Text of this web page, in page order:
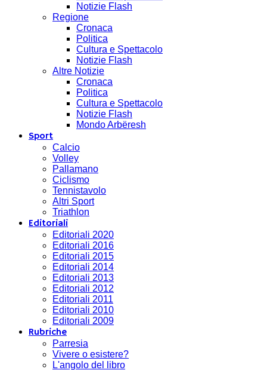
Notizie Flash
Regione
Cronaca
Politica
Cultura e Spettacolo
Notizie Flash
Altre Notizie
Cronaca
Politica
Cultura e Spettacolo
Notizie Flash
Mondo Arbëresh
Sport
Calcio
Volley
Pallamano
Ciclismo
Tennistavolo
Altri Sport
Triathlon
Editoriali
Editoriali 2020
Editoriali 2016
Editoriali 2015
Editoriali 2014
Editoriali 2013
Editoriali 2012
Editoriali 2011
Editoriali 2010
Editoriali 2009
Rubriche
Parresia
Vivere o esistere?
L'angolo del libro